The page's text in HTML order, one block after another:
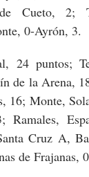
de Cueto, 2;
0-Ayrón, 3.
24 puntos;
de la Arena,
16; Monte,
Ramales,
Cruz A,
de Frajanas,